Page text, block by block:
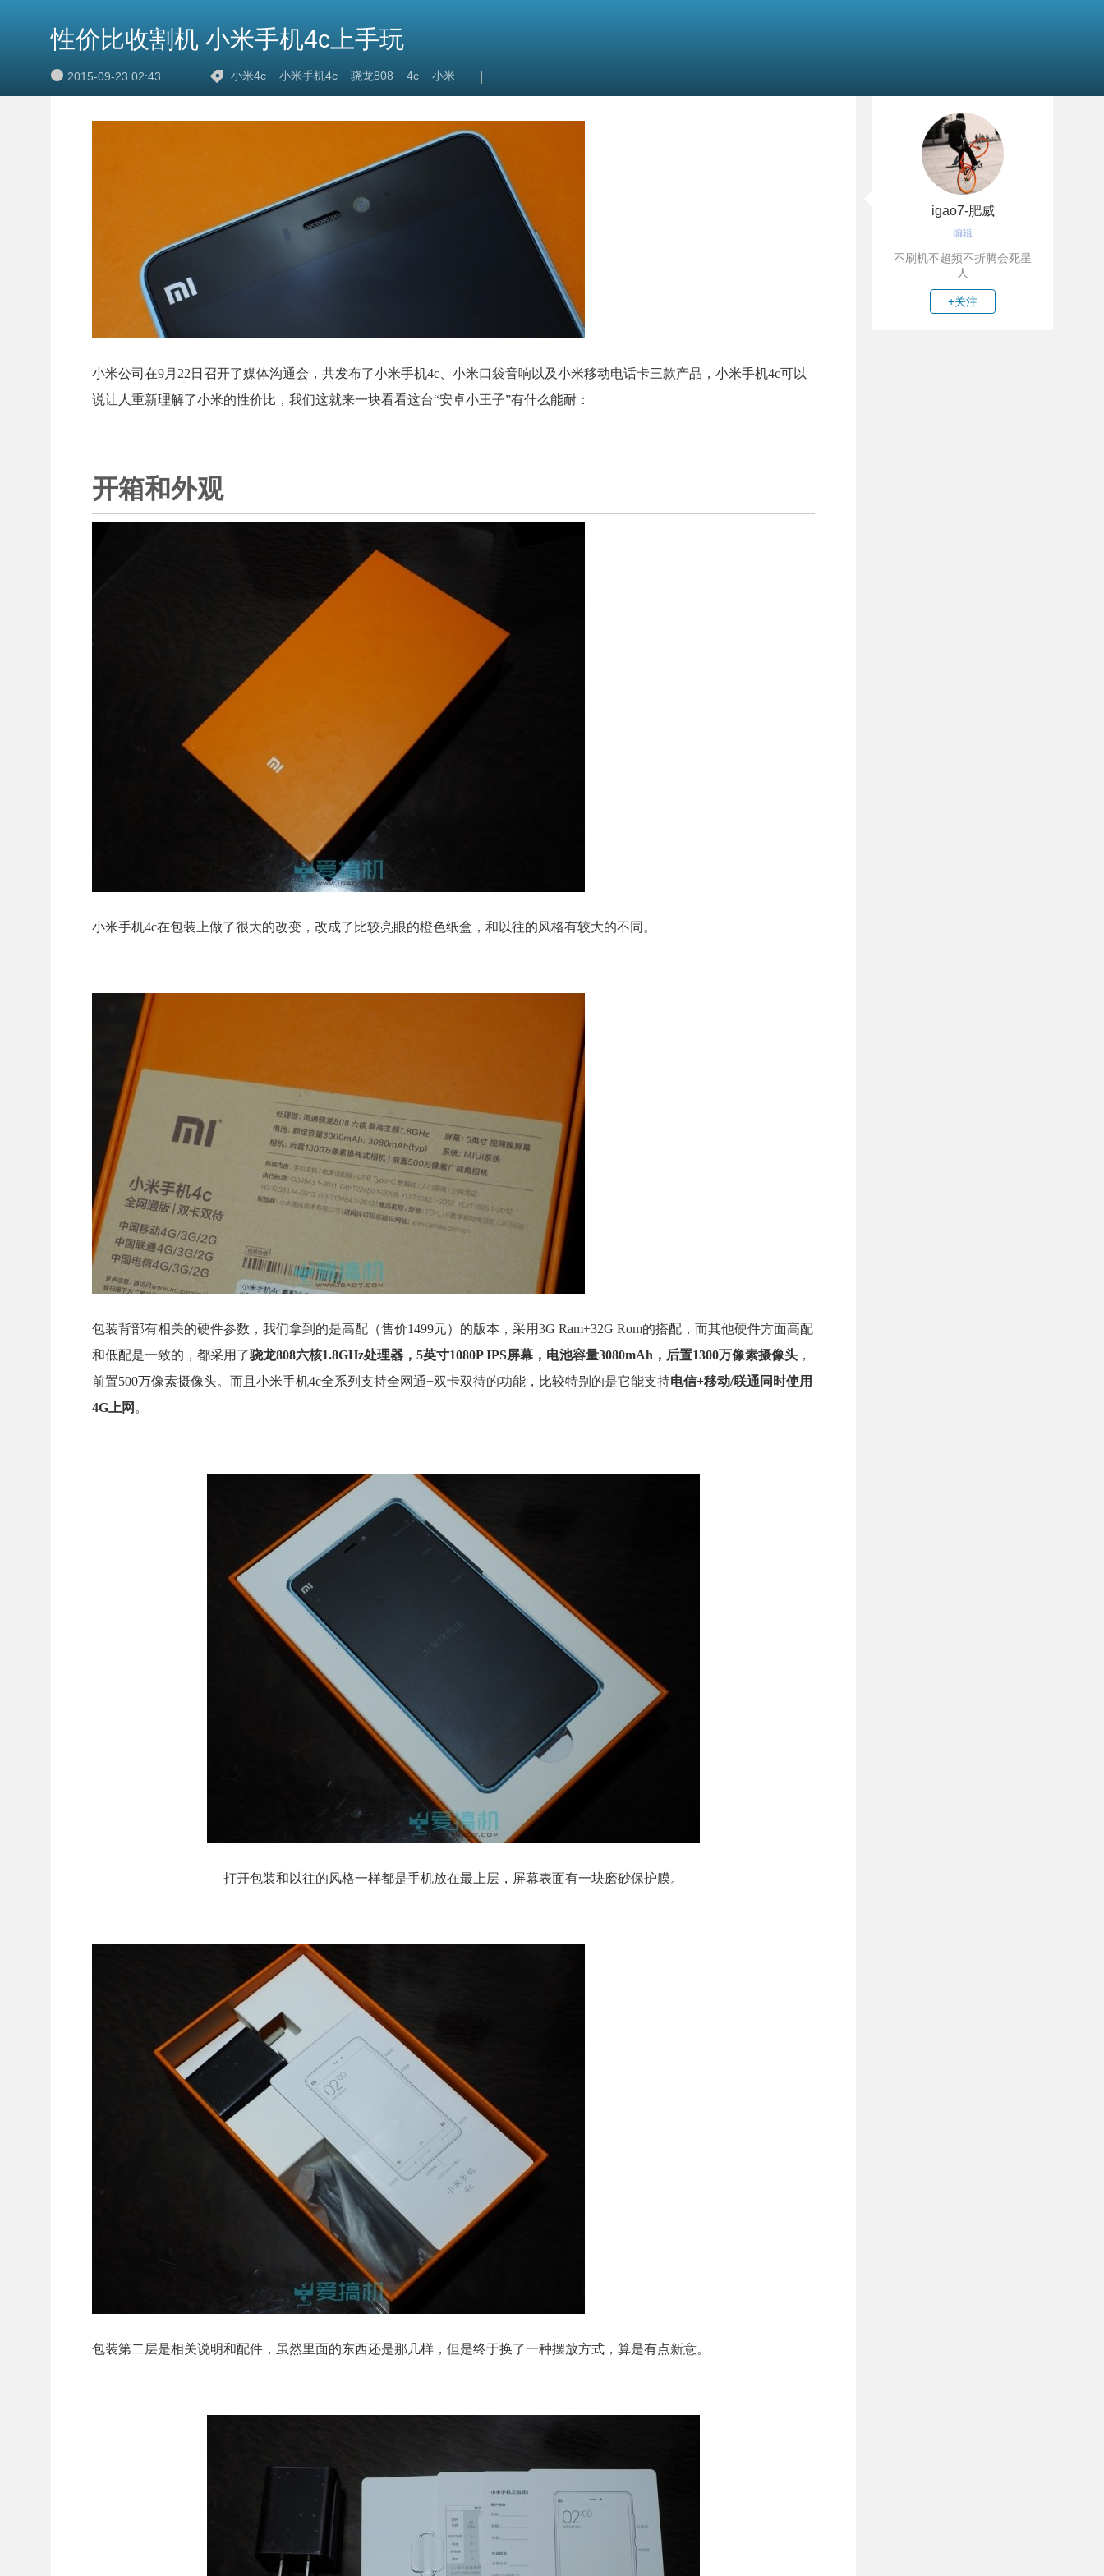
性价比收割机 小米手机4c上手玩
2015-09-23 02:43 小米4c 小米手机4c 骁龙808 4c 小米
小米公司在9月22日召开了媒体沟通会，共发布了小米手机4c、小米口袋音响以及小米移动电话卡三款产品，小米手机4c可以
说让人重新理解了小米的性价比，我们这就来一块看看这台“安卓小王子”有什么能耐：
开箱和外观
小米手机4c在包装上做了很大的改变，改成了比较亮眼的橙色纸盒，和以往的风格有较大的不同。
包装背部有相关的硬件参数，我们拿到的是高配（售价1499元）的版本，采用3G Ram+32G Rom的搭配，而其他硬件方面高配
和低配是一致的，都采用了骁龙808六核1.8GHz处理器，5英寸1080P IPS屏幕，电池容量3080mAh，后置1300万像素摄像头 ，
前置500万像素摄像头。而且小米手机4c全系列支持全网通+双卡双待的功能，比较特别的是它能支持电信+移动/联通同时使用
4G上网 。
打开包装和以往的风格一样都是手机放在最上层，屏幕表面有一块磨砂保护膜。
包装第二层是相关说明和配件，虽然里面的东西还是那几样，但是终于换了一种摆放方式，算是有点新意。
igao7-肥威
编辑
不刷机不超频不折腾会死星
人
+关注